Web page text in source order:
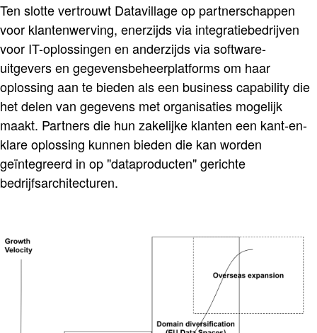
Ten slotte vertrouwt Datavillage op partnerschappen
voor klantenwerving, enerzijds via integratiebedrijven
voor IT-oplossingen en anderzijds via software-
uitgevers en gegevensbeheerplatforms om haar
oplossing aan te bieden als een business capability die
het delen van gegevens met organisaties mogelijk
maakt. Partners die hun zakelijke klanten een kant-en-
klare oplossing kunnen bieden die kan worden
geïntegreerd in op "dataproducten" gerichte
bedrijfsarchitecturen.